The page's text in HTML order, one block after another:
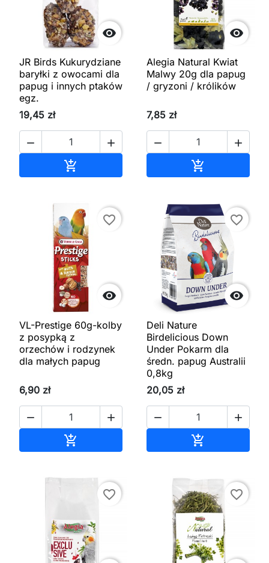

JR Birds Kukurydziane
baryłki z owocami dla
papug i innych ptaków
egz.
19,45 zł
 


Alegia Natural Kwiat
Malwy 20g dla papug
/ gryzoni / królików
7,85 zł
 


favorite_border
VL-Prestige 60g-kolby
z posypką z
orzechów i rodzynek
dla małych papug
6,90 zł
 


favorite_border
Deli Nature
Birdelicious Down
Under Pokarm dla
średn. papug Australii
0,8kg
20,05 zł
 

favorite_border favorite_border